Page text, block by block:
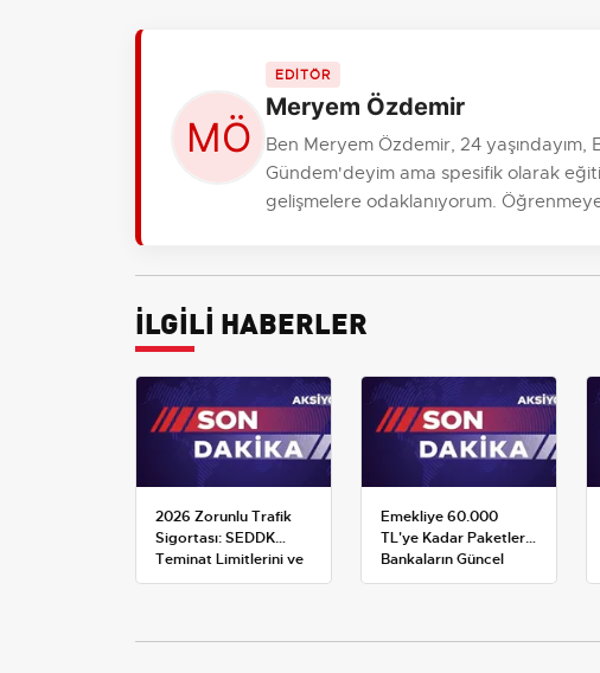
EDİTÖR
Meryem Özdemir
Ben Meryem Özdemir, 24 yaşındayım,
Gündem'deyim ama spesifik olarak
gelişmelere odaklanıyorum.
İLGİLİ HABERLER
2026 Zorunlu Trafik
Sigortası: SEDDK
Teminat Limitlerini ve
Çoklu Araç Tarifesini
Emekliye 60.000
TL'ye Kadar Paketler:
Bankaların Güncel
Promosyon ve Ek